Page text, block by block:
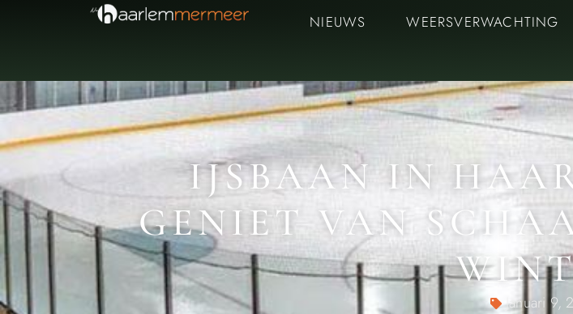
NIEUWS WEERSVERWACHTING
IJSBAAN IN
GENIET VAN
Januari 9,